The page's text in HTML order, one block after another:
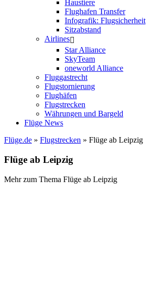
Haustiere
Flughafen Transfer
Infografik: Flugsicherheit
Sitzabstand
Airlines
Star Alliance
SkyTeam
oneworld Alliance
Fluggastrecht
Flugstornierung
Flughäfen
Flugstrecken
Währungen und Bargeld
Flüge News
Flüge.de » Flugstrecken » Flüge ab Leipzig
Flüge ab Leipzig
Mehr zum Thema Flüge ab Leipzig